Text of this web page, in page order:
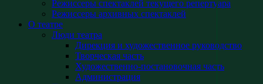
Режиссеры спектаклей текущего репертуара
Режиссеры архивных спектаклей
О театре
Люди театра
Дирекция и художественное руководство
Творческая часть
Художественно-постановочная часть
Администрация